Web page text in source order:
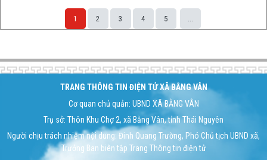
1 2 3 4 5 ...
TRANG THÔNG TIN ĐIỆN TỬ XÃ BẰNG VÂN
Cơ quan chủ quản: UBND XÃ BẰNG VÂN
Trụ sở: Thôn Khu Chợ 2, xã Bằng Vân, tỉnh Thái Nguyên
Người chịu trách nhiệm nội dung: Đinh Quang Trường, Phó Chủ tịch UBND xã,
Trưởng Ban biên tập Trang Thông tin điện tử